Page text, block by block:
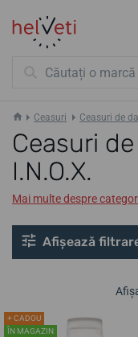
Ceasuri Ceasuri de
Ceasuri
I.N.O.X.
Mai multe despre
Afișează
+ CADOU
ÎN MAGAZIN